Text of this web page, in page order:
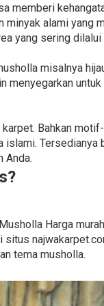
memberi
alami yang
yang sering dilalui
misalnya
menyegarkan
Bahkan
Tersedianya
Anda.
Harga
tema musholla.